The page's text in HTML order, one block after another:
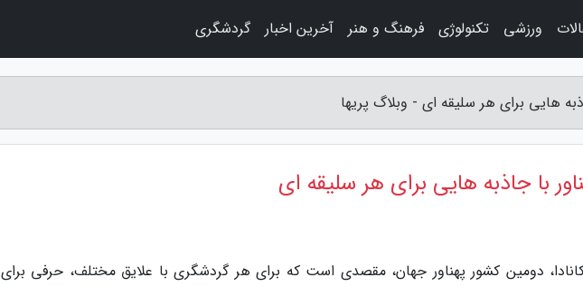
هایی برای هر سلیقه ای - وبلاگ پریها
با جاذبه هایی برای هر سلیقه ای
دومین کشور پهناور جهان، مقصدی است که برای هر گردشگری با علایق مختلف، حرفی برای
ورزشی تکنولوژی فرهنگ و هنر آخرین اخبار گردشگری